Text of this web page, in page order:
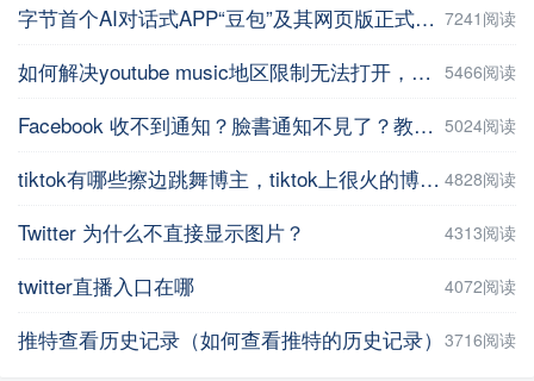
字节首个AI对话式APP“豆包”及其网页版正式上线 7241阅读
如何解决youtube music地区限制无法打开，并在手机上进行下载操作 5466阅读
Facebook 收不到通知？臉書通知不見了？教你5招輕鬆解決 | iPhoneTipSo 5024阅读
tiktok有哪些擦边跳舞博主，tiktok上很火的博主盘点 4828阅读
Twitter 为什么不直接显示图片？ 4313阅读
twitter直播入口在哪 4072阅读
推特查看历史记录（如何查看推特的历史记录） 3716阅读